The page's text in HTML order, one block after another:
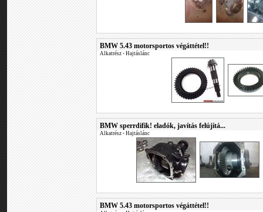
BMW 5.43 motorsportos végáttétel!!
Alkatrész • Hajtáslánc
BMW sperrdifik! eladók, javítás felújítá...
Alkatrész • Hajtáslánc
BMW 5.43 motorsportos végáttétel!!